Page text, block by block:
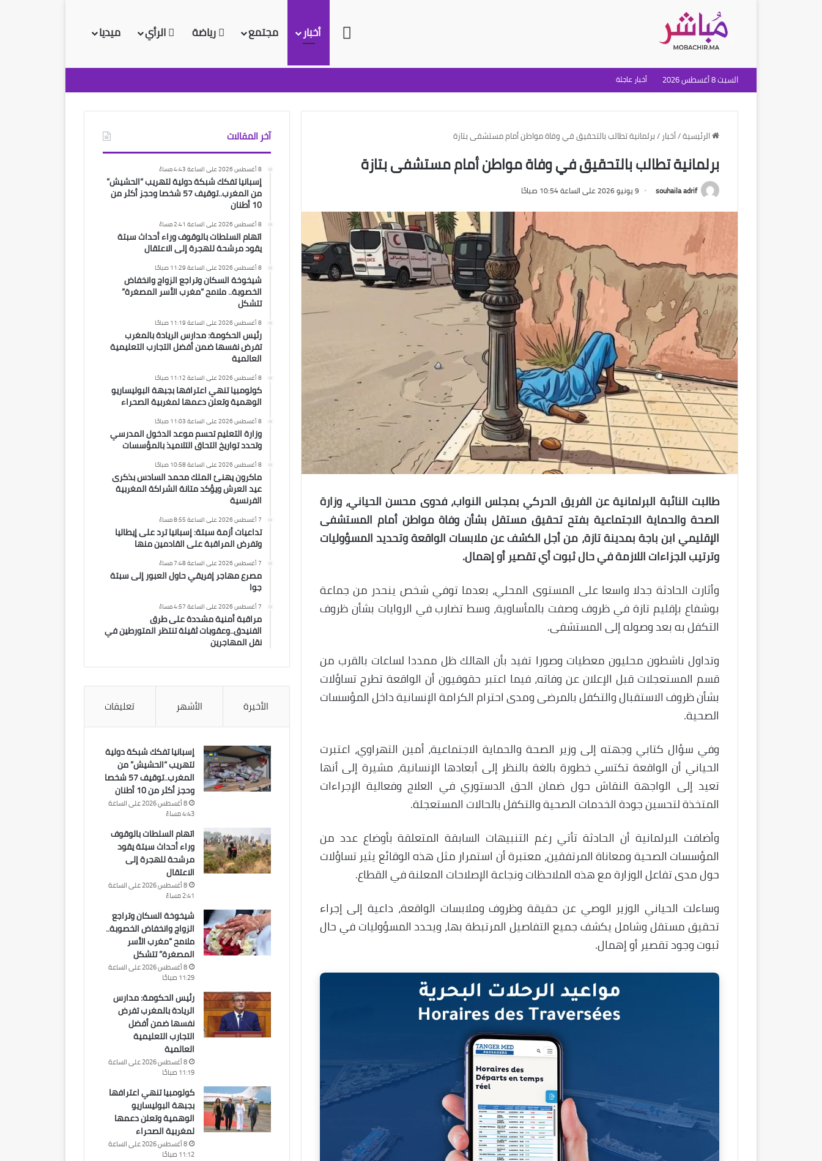
الرئيسية
أخبار مجتمع رياضة الرأي ميديا
السبت 8 أغسطس 2026 أخبار عاجلة
الرئيسية/أخبار /برلمانية تطالب بالتحقيق في وفاة مواطن أمام مستشفى بتازة
برلمانية تطالب بالتحقيق في وفاة مواطن أمام مستشفى بتازة
souhaila adrif 9 يونيو 2026 على الساعة 10:54 صباحًا
طالبت النائبة البرلمانية عن الفريق الحركي بمجلس النواب، فدوى محسن الحياني، وزارة
الصحة والحماية الاجتماعية بفتح تحقيق مستقل بشأن وفاة مواطن أمام المستشفى
الإقليمي ابن باجة بمدينة تازة، من أجل الكشف عن ملابسات الواقعة وتحديد المسؤوليات
وترتيب الجزاءات اللازمة في حال ثبوت أي تقصير أو إهمال.
وأثارت الحادثة جدلا واسعا على المستوى المحلي، بعدما توفي شخص ينحدر من جماعة
بوشفاع بإقليم تازة في ظروف وصفت بالمأساوية، وسط تضارب في الروايات بشأن ظروف
التكفل به بعد وصوله إلى المستشفى.
وتداول ناشطون محليون معطيات وصورا تفيد بأن الهالك ظل ممددا لساعات بالقرب من
قسم المستعجلات قبل الإعلان عن وفاته، فيما اعتبر حقوقيون أن الواقعة تطرح تساؤلات
بشأن ظروف الاستقبال والتكفل بالمرضى ومدى احترام الكرامة الإنسانية داخل المؤسسات
الصحية.
وفي سؤال كتابي وجهته إلى وزير الصحة والحماية الاجتماعية، أمين التهراوي، اعتبرت
الحياني أن الواقعة تكتسي خطورة بالغة بالنظر إلى أبعادها الإنسانية، مشيرة إلى أنها
تعيد إلى الواجهة النقاش حول ضمان الحق الدستوري في العلاج وفعالية الإجراءات
المتخذة لتحسين جودة الخدمات الصحية والتكفل بالحالات المستعجلة.
وأضافت البرلمانية أن الحادثة تأتي رغم التنبيهات السابقة المتعلقة بأوضاع عدد من
المؤسسات الصحية ومعاناة المرتفقين، معتبرة أن استمرار مثل هذه الوقائع يثير تساؤلات
حول مدى تفاعل الوزارة مع هذه الملاحظات ونجاعة الإصلاحات المعلنة في القطاع.
وساءلت الحياني الوزير الوصي عن حقيقة وظروف وملابسات الواقعة، داعية إلى إجراء
تحقيق مستقل وشامل يكشف جميع التفاصيل المرتبطة بها، ويحدد المسؤوليات في حال
ثبوت وجود تقصير أو إهمال.
آخر المقالات
8 أغسطس 2026 على الساعة 4:43 مساءً
إسبانيا تفكك شبكة دولية لتهريب “الحشيش”
من المغرب..توقيف 57 شخصا وحجز أكثر من
10 أطنان
8 أغسطس 2026 على الساعة 2:41 مساءً
اتهام السلطات بالوقوف وراء أحداث سبتة
يقود مرشحة للهجرة إلى الاعتقال
8 أغسطس 2026 على الساعة 11:29 صباحًا
شيخوخة السكان وتراجع الزواج وانخفاض
الخصوبة.. ملامح “مغرب الأسر المصغرة”
تتشكل
8 أغسطس 2026 على الساعة 11:19 صباحًا
رئيس الحكومة: مدارس الريادة بالمغرب
تفرض نفسها ضمن أفضل التجارب التعليمية
العالمية
8 أغسطس 2026 على الساعة 11:12 صباحًا
كولومبيا تنهي اعترافها بجبهة البوليساريو
الوهمية وتعلن دعمها لمغربية الصحراء
8 أغسطس 2026 على الساعة 11:03 صباحًا
وزارة التعليم تحسم موعد الدخول المدرسي
وتحدد تواريخ التحاق التلاميذ بالمؤسسات
8 أغسطس 2026 على الساعة 10:58 صباحًا
ماكرون يهنئ الملك محمد السادس بذكرى
عيد العرش ويؤكد متانة الشراكة المغربية
الفرنسية
7 أغسطس 2026 على الساعة 8:55 مساءً
تداعيات أزمة سبتة: إسبانيا ترد على إيطاليا
وتفرض المراقبة على القادمين منها
7 أغسطس 2026 على الساعة 7:48 مساءً
مصرع مهاجر إفريقي حاول العبور إلى سبتة
جوا
7 أغسطس 2026 على الساعة 4:57 مساءً
مراقبة أمنية مشددة على طرق
الفنيدق..وعقوبات ثقيلة تنتظر المتورطين في
نقل المهاجرين
الأخيرة الأشهر تعليقات
إسبانيا تفكك شبكة دولية
لتهريب “الحشيش” من
المغرب..توقيف 57 شخصا
وحجز أكثر من 10 أطنان
8 أغسطس 2026 على الساعة
4:43 مساءً
اتهام السلطات بالوقوف
وراء أحداث سبتة يقود
مرشحة للهجرة إلى
الاعتقال
8 أغسطس 2026 على الساعة
2:41 مساءً
شيخوخة السكان وتراجع
الزواج وانخفاض الخصوبة..
ملامح “مغرب الأسر
المصغرة” تتشكل
8 أغسطس 2026 على الساعة
11:29 صباحًا
رئيس الحكومة: مدارس
الريادة بالمغرب تفرض
نفسها ضمن أفضل
التجارب التعليمية
العالمية
8 أغسطس 2026 على الساعة
11:19 صباحًا
كولومبيا تنهي اعترافها
بجبهة البوليساريو
الوهمية وتعلن دعمها
لمغربية الصحراء
8 أغسطس 2026 على الساعة
11:12 صباحًا